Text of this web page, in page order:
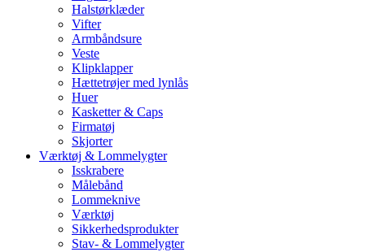
Halstørklæder
Vifter
Armbåndsure
Veste
Klipklapper
Hættetrøjer med lynlås
Huer
Kasketter & Caps
Firmatøj
Skjorter
Værktøj & Lommelygter
Isskrabere
Målebånd
Lommeknive
Værktøj
Sikkerhedsprodukter
Stav- & Lommelygter